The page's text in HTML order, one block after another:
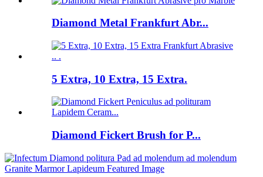
Diamond Metal Frankfurt Abr...
5 Extra, 10 Extra, 15 Extra.
Diamond Fickert Brush for P...